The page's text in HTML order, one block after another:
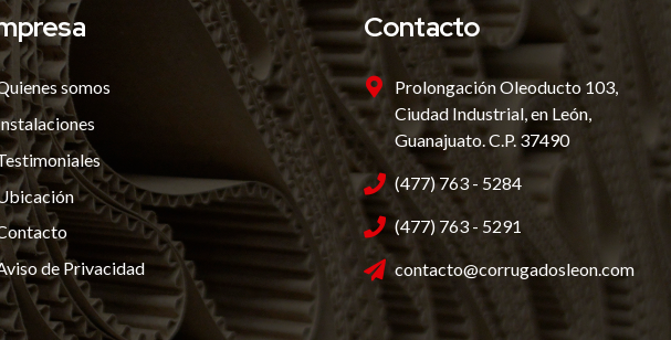
somos
de Privacidad
Contacto
Prolongación Oleoducto 103,
Ciudad Industrial, en León,
Guanajuato. C.P. 37490
(477) 763 - 5284
(477) 763 - 5291
contacto@corrugadosleon.com